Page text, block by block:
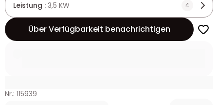
Leistung : 3,5 KW 4
Über Verfügbarkeit benachrichtigen
Nr.: 115939